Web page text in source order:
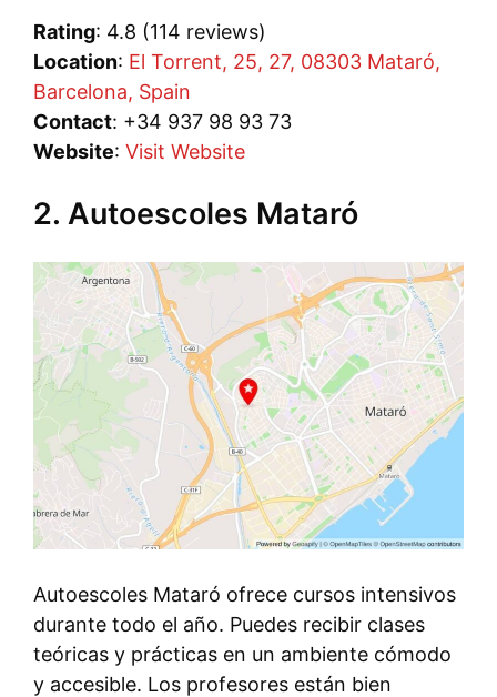
Rating: 4.8 (114 reviews)
Location: El Torrent, 25, 27, 08303 Mataró,
Barcelona, Spain
Contact: +34 937 98 93 73
Website: Visit Website
2. Autoescoles Mataró
Autoescoles Mataró ofrece cursos intensivos
durante todo el año. Puedes recibir clases
teóricas y prácticas en un ambiente cómodo
y accesible. Los profesores están bien